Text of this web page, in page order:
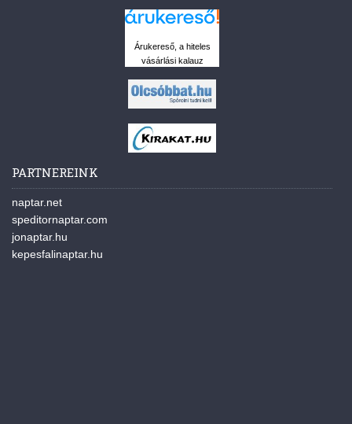
Árukereső, a hiteles
vásárlási kalauz
PARTNEREINK
naptar.net
speditornaptar.com
jonaptar.hu
kepesfalinaptar.hu